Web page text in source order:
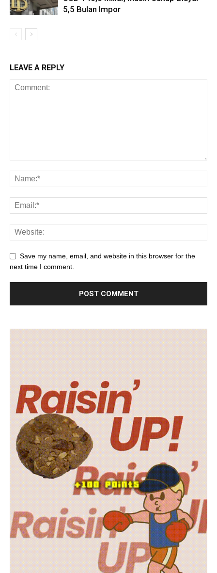
5,5 Bulan Impor
LEAVE A REPLY
Save my name, email, and website in this browser for the
next time I comment.